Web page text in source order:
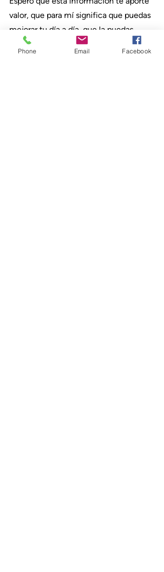
valor, que para mí significa que puedas
mejorar tu día a día, que la puedas
llevar a la práctica y te ayude a
Phone Email Facebook